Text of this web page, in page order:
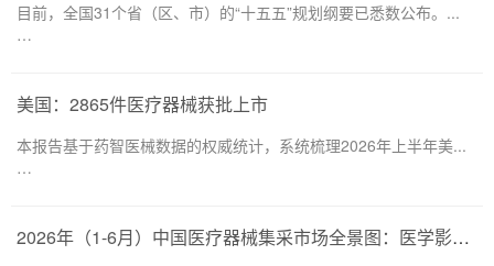
目前，全国31个省（区、市）的“十五五”规划纲要已悉数公布。...
…
美国：2865件医疗器械获批上市
本报告基于药智医械数据的权威统计，系统梳理2026年上半年美...
…
2026年（1-6月）中国医疗器械集采市场全景图：医学影像仍为集采主要目标，部分产品线增速显著